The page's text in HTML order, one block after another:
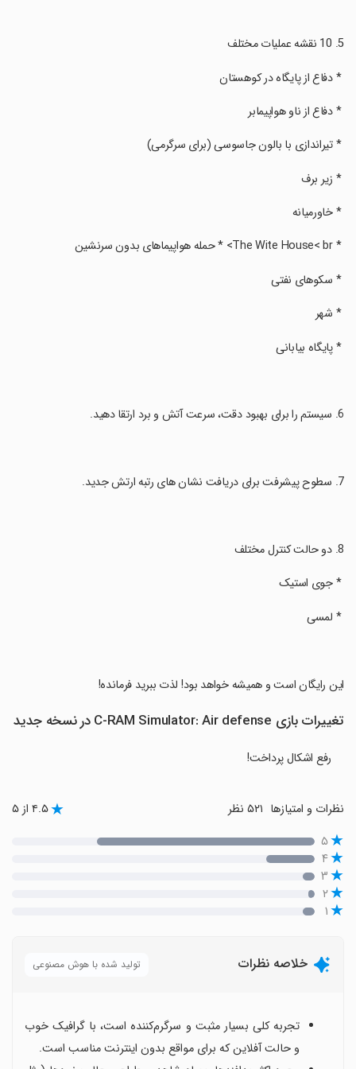
‏ * دفاع از پایگاه در کوهستان
‏ * دفاع از ناو هواپیمابر
‏ * تیراندازی با بالون جاسوسی (برای سرگرمی)
‏ * زیر برف
‏ * خاورمیانه
‏ * The Wite House< br> * حمله هواپیماهای بدون سرنشین
‏ * سکوهای نفتی
‏ * شهر
‏ * پایگاه بیابانی
‏ * جوی استیک
‏ * لمسی
‏این رایگان است و همیشه خواهد بود! لذت ببرید فرمانده!
تغییرات بازی C-RAM Simulator: Air defense در نسخه جدید
رفع اشکال پرداخت!
نظرات و امتیازها ۴.۵ از ۵
۵
۴
۳
۲
۱
خلاصه نظرات تولید شده با هوش مصنوعی
تجربه کلی بسیار مثبت و سرگرم‌کننده است، با گرافیک خوب
و حالت آفلاین که برای مواقع بدون اینترنت مناسب است.